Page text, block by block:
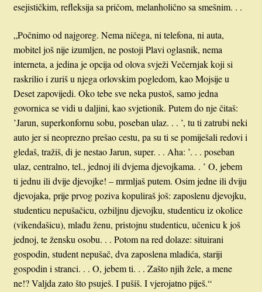
esejističkim, refleksija sa pričom, melanholično sa smešnim. . .
„Počnimo od najgoreg. Nema ničega, ni telefona, ni auta,
mobitel još nije izumljen, ne postoji Plavi oglasnik, nema
interneta, a jedina je opcija od olova svježi Večernjak koji si
raskrilio i zuriš u njega orlovskim pogledom, kao Mojsije u
Deset zapovijedi. Oko tebe sve neka pustoš, samo jedna
govornica se vidi u daljini, kao svjetionik. Putem do nje čitaš:
’Jarun, superkonfornu sobu, poseban ulaz. . . ’, tu ti zatrubi neki
auto jer si neoprezno prešao cestu, pa su ti se pomiješali redovi i
gledaš, tražiš, di je nestao Jarun, super. . . Aha: ’. . . poseban
ulaz, centralno, tel., jednoj ili dvjema djevojkama. . ’ O, jebem
ti jednu ili dvije djevojke! – mrmljaš putem. Osim jedne ili dviju
djevojaka, prije prvog poziva kopuliraš još: zaposlenu djevojku,
studenticu nepušačicu, ozbiljnu djevojku, studenticu iz okolice
(vikendašicu), mlađu ženu, pristojnu studenticu, učenicu k još
jednoj, te žensku osobu. . . Potom na red dolaze: situirani
gospodin, student nepušač, dva zaposlena mladića, stariji
gospodin i stranci. . . O, jebem ti. . . Zašto njih žele, a mene
ne!? Valjda zato što psuješ. I pušiš. I vjerojatno piješ.“